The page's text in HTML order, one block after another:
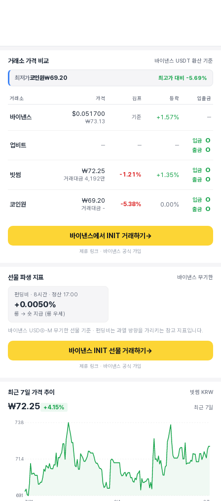
거래소 가격 비교 바이낸스 USDT 환산 기준
최저가코인원₩69.20 최고가 대비 -5.69%
거래소 가격 김프 등락 입출금
바이낸스 $0.051700
₩73.13
기준 +1.57% ─
업비트 ─ ─ ─
입금 O
출금 O
빗썸
₩72.25
거래대금 4,192만
-1.21% +1.35%
입금 O
출금 O
코인원
₩69.20
거래대금 -
-5.38% 0.00%
입금 O
출금 O
바이낸스에서 INIT 거래하기 →
제휴 링크 · 바이낸스 공식 가입
선물 파생 지표 바이낸스 무기한
펀딩비 · 8시간 · 정산 17:00
+0.0050%
롱 → 숏 지급 (롱 우세)
바이낸스 USDⓈ-M 무기한 선물 기준 · 펀딩비는 과열 방향을 가리키는 참고 지표입니다.
바이낸스 INIT 선물 거래하기 →
제휴 링크 · 바이낸스 공식 가입
최근 7일 가격 추이 빗썸 KRW
₩72.25 +4.15% 최근 7일
73.8
71.4
69.1